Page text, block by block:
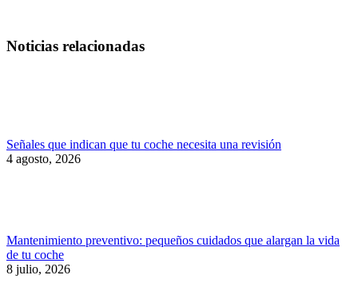
Noticias relacionadas
Señales que indican que tu coche necesita una revisión
4 agosto, 2026
Mantenimiento preventivo: pequeños cuidados que alargan la vida
de tu coche
8 julio, 2026